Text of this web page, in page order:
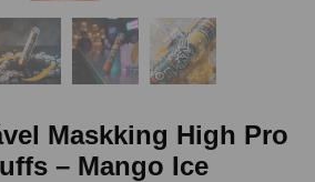
Maskking High Pro
– Mango Ice